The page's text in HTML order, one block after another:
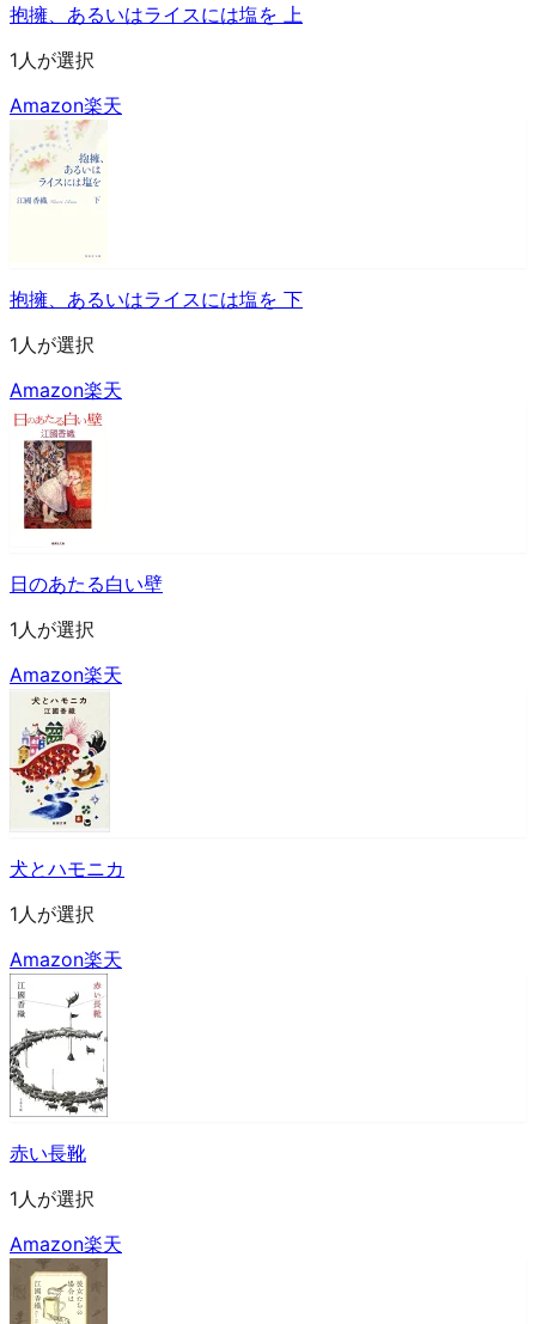
抱擁、あるいはライスには塩を 上
1人が選択
Amazon楽天
抱擁、あるいはライスには塩を 下
1人が選択
Amazon楽天
日のあたる白い壁
1人が選択
Amazon楽天
犬とハモニカ
1人が選択
Amazon楽天
赤い長靴
1人が選択
Amazon楽天